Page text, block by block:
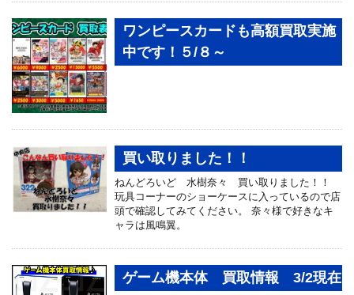
ワンピースカードも高額買取実施
中です！５/８～
買い取りました！！
ねんどろいど 水樹奈々 買い取りました！！
玩具コーナーのショーケースに入っているので店
頭で確認してみてください。 奈々様で好きなキ
ャラは風鳴翼。
ゲーム機本体 買取情報 3/2現在